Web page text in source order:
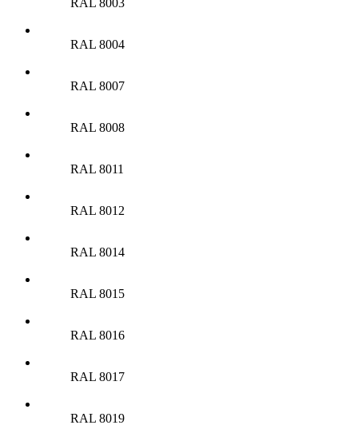
RAL 8004
RAL 8007
RAL 8008
RAL 8011
RAL 8012
RAL 8014
RAL 8015
RAL 8016
RAL 8017
RAL 8019